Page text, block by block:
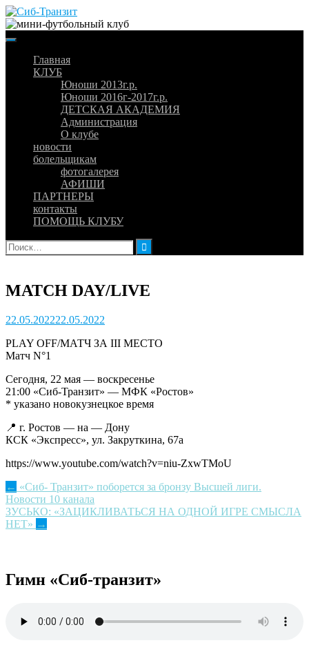
Skip
to
content
Главная
КЛУБ
Юноши 2013г.р.
Юноши 2016г-2017г.р.
ДЕТСКАЯ АКАДЕМИЯ
Администрация
О клубе
новости
болельщикам
фотогалерея
АФИШИ
ПАРТНЕРЫ
контакты
ПОМОЩЬ КЛУБУ
Найти:
MATCH DAY/LIVE
22.05.202222.05.2022
PLAY OFF/МАТЧ ЗА III МЕСТО
Матч N°1
Сегодня, 22 мая — воскресенье
21:00 «Сиб-Транзит» — МФК «Ростов»
* указано новокузнецкое время
📍 г. Ростов — на — Дону
КСК «Экспресс», ул. Закруткина, 67а
https://www.youtube.com/watch?v=niu-ZxwTMoU
Post
navigation
← «Сиб- Транзит» поборется за бронзу Высшей лиги.
Новости 10 канала
ЗУСЬКО: «ЗАЦИКЛИВАТЬСЯ НА ОДНОЙ ИГРЕ СМЫСЛА
НЕТ» →
Гимн «Сиб-транзит»